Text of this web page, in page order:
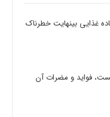
بیش از حد این 8 ماده غذایی بینهایت خطرناک
فواید و مضرات آن